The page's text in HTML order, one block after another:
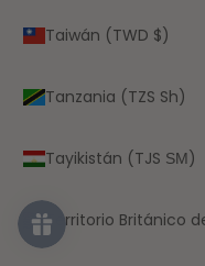
Taiwán (TWD $)
Tanzania (TZS Sh)
Tayikistán (TJS ЅМ)
Territorio Británico